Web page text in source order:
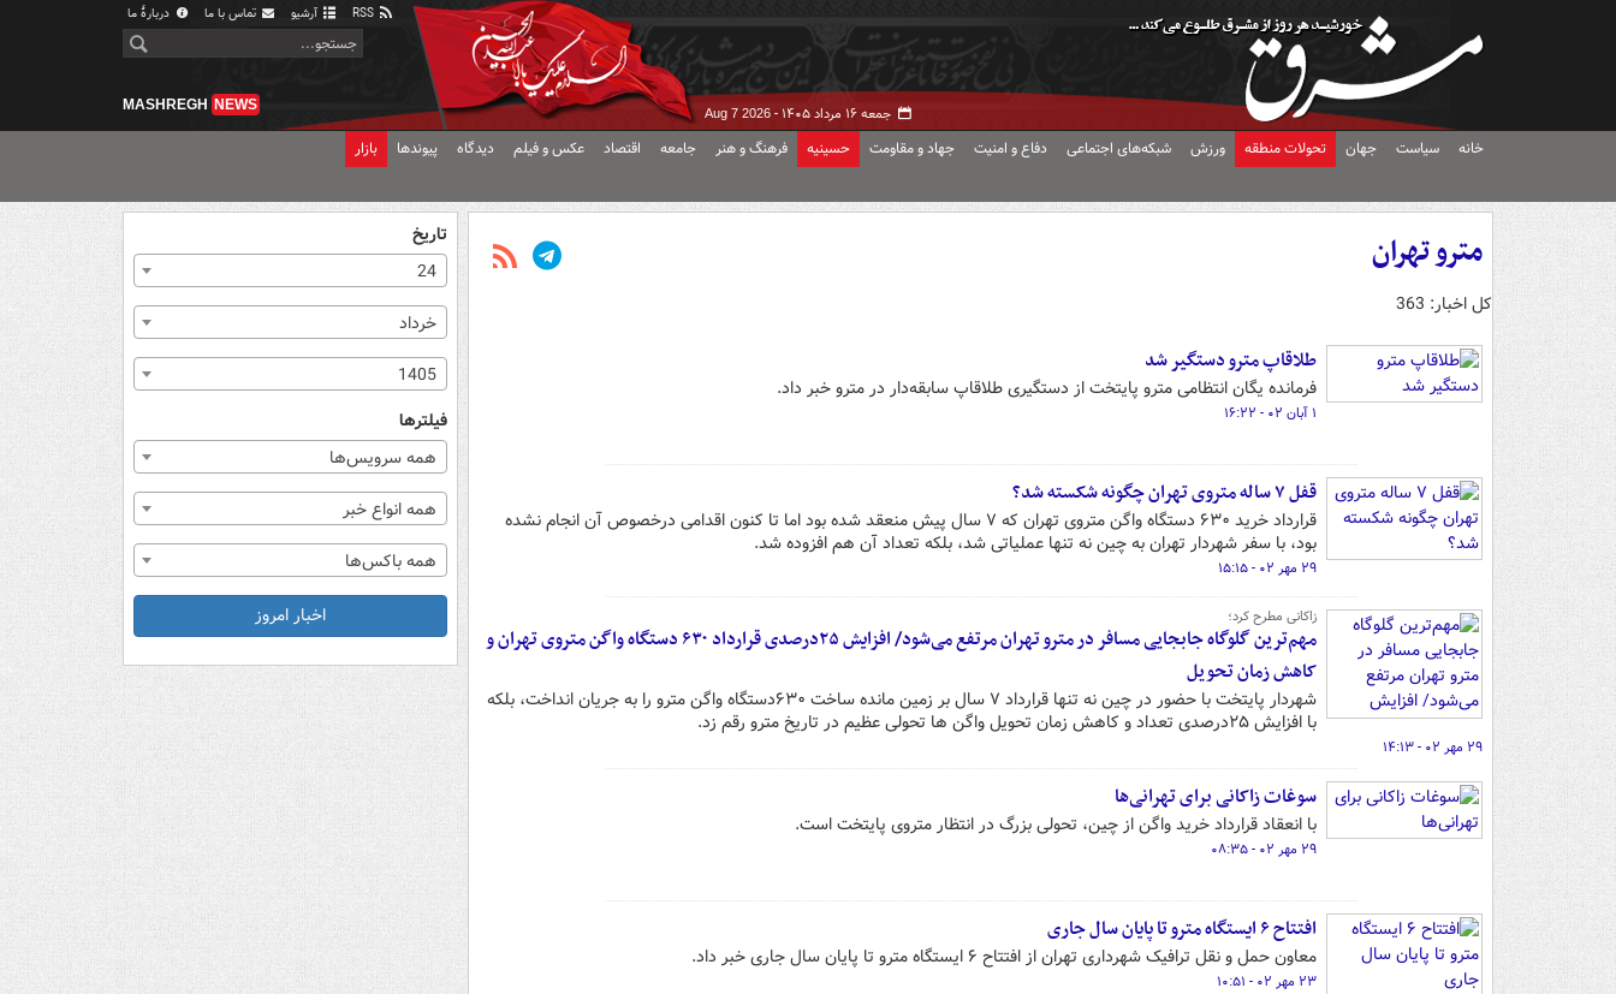
آرشیو تماس با ما دربارهٔ ما
جمعه ۱۶ مرداد ۱۴۰۵ - Aug 7 2026
MASHREGH NEWS
خانه سیاست جهان تحولات منطقه ورزش شبکه‌های اجتماعی دفاع و امنیت جهاد و مقاومت حسینیه فرهنگ و هنر جامعه اقتصاد عکس و فیلم دیدگاه پیوندها بازار
مترو تهران
کل اخبار: 363
طلاقاپ مترو دستگیر شد
فرمانده یگان انتظامی مترو پایتخت از دستگیری طلاقاپ سابقه‌دار در مترو خبر داد.
۱ آبان ۰۲ - ۱۶:۲۲
قفل ۷ ساله متروی تهران چگونه شکسته شد؟
قرارداد خرید ۶۳۰ دستگاه واگن متروی تهران که ۷ سال پیش منعقد شده بود اما تا کنون اقدامی درخصوص آن انجام نشده
بود، با سفر شهردار تهران به چین نه تنها عملیاتی شد، بلکه تعداد آن هم افزوده شد.
۲۹ مهر ۰۲ - ۱۵:۱۵
زاکانی مطرح کرد؛
مهم‌ترین گلوگاه جابجایی مسافر در مترو تهران مرتفع می‌شود/ افزایش ۲۵درصدی قرارداد ۶۳۰ دستگاه واگن متروی تهران و
کاهش زمان تحویل
شهردار پایتخت با حضور در چین نه تنها قرارداد ۷ سال بر زمین مانده ساخت ۶۳۰دستگاه واگن مترو را به جریان انداخت، بلکه
با افزایش ۲۵درصدی تعداد و کاهش زمان تحویل واگن ها تحولی عظیم در تاریخ مترو رقم زد.
۲۹ مهر ۰۲ - ۱۴:۱۳
سوغات زاکانی برای تهرانی‌ها
با انعقاد قرارداد خرید واگن از چین، تحولی بزرگ در انتظار متروی پایتخت است.
۲۹ مهر ۰۲ - ۰۸:۳۵
افتتاح ۶ ایستگاه مترو تا پایان سال جاری
معاون حمل و نقل ترافیک شهرداری تهران از افتتاح ۶ ایستگاه مترو تا پایان سال جاری خبر داد.
۲۳ مهر ۰۲ - ۱۰:۵۱
تاریخ
24
خرداد
1405
فیلترها
همه سرویس‌ها
همه انواع خبر
همه باکس‌ها
اخبار امروز